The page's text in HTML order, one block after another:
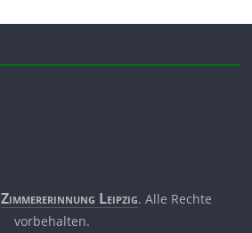
Zimmerer­innung Leipzig. Alle Rechte
vorbehalten.